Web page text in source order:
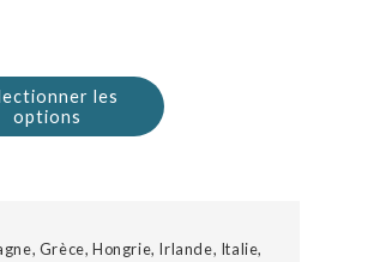
les
options
Grèce, Hongrie, Irlande, Italie,